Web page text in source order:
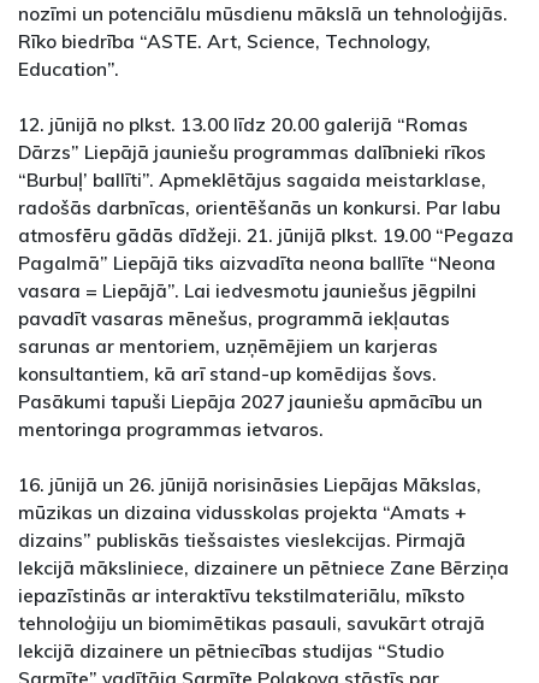
nozīmi un potenciālu mūsdienu mākslā un tehnoloģijās.
Rīko biedrība “ASTE. Art, Science, Technology,
Education”.
12. jūnijā no plkst. 13.00 līdz 20.00 galerijā “Romas
Dārzs” Liepājā jauniešu programmas dalībnieki rīkos
“Burbuļ’ ballīti”. Apmeklētājus sagaida meistarklase,
radošās darbnīcas, orientēšanās un konkursi. Par labu
atmosfēru gādās dīdžeji. 21. jūnijā plkst. 19.00 “Pegaza
Pagalmā” Liepājā tiks aizvadīta neona ballīte “Neona
vasara = Liepājā”. Lai iedvesmotu jauniešus jēgpilni
pavadīt vasaras mēnešus, programmā iekļautas
sarunas ar mentoriem, uzņēmējiem un karjeras
konsultantiem, kā arī stand-up komēdijas šovs.
Pasākumi tapuši Liepāja 2027 jauniešu apmācību un
mentoringa programmas ietvaros.
16. jūnijā un 26. jūnijā norisināsies Liepājas Mākslas,
mūzikas un dizaina vidusskolas projekta “Amats +
dizains” publiskās tiešsaistes vieslekcijas. Pirmajā
lekcijā māksliniece, dizainere un pētniece Zane Bērziņa
iepazīstinās ar interaktīvu tekstilmateriālu, mīksto
tehnoloģiju un biomimētikas pasauli, savukārt otrajā
lekcijā dizainere un pētniecības studijas “Studio